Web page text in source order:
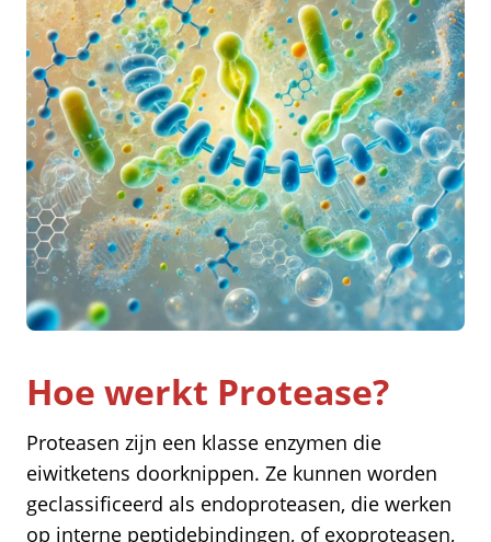
Hoe werkt Protease?
Proteasen zijn een klasse enzymen die
eiwitketens doorknippen. Ze kunnen worden
geclassificeerd als endoproteasen, die werken
op interne peptidebindingen, of exoproteasen,